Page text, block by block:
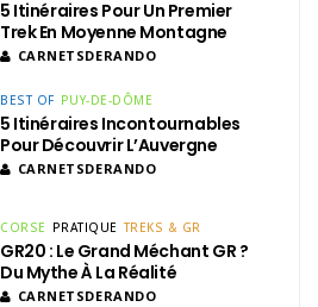
5 Itinéraires Pour Un Premier
Trek En Moyenne Montagne
CARNETSDERANDO
BEST OF PUY-DE-DÔME
5 Itinéraires Incontournables
Pour Découvrir L’Auvergne
CARNETSDERANDO
CORSE PRATIQUE TREKS & GR
GR20 : Le Grand Méchant GR ?
Du Mythe À La Réalité
CARNETSDERANDO